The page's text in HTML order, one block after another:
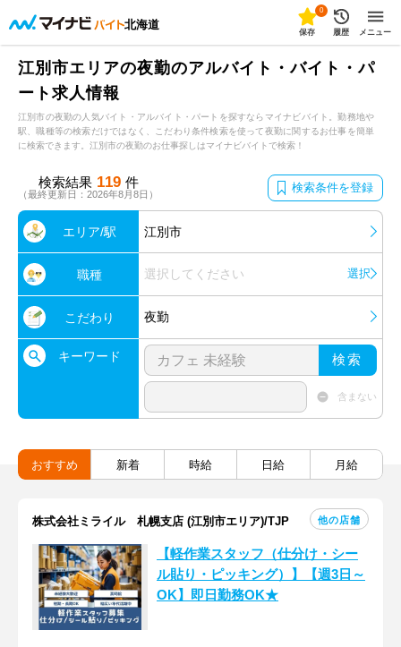
北海道
0
保存 履歴 メニュー
江別市エリアの夜勤のアルバイト・バイト・パ
ート求人情報
江別市の夜勤の人気バイト・アルバイト・パートを探すならマイナビバイト。勤務地や
駅、職種等の検索だけではなく、こだわり条件検索を使って夜勤に関するお仕事を簡単
に検索できます。江別市の夜勤のお仕事探しはマイナビバイトで検索！
検索結果 119 件
（最終更新日：2026年8月8日） 検索条件を登録
エリア/駅 江別市
職種 選択してください 選択
こだわり 夜勤
キーワード 検索
含まない
おすすめ 新着 時給 日給 月給
株式会社ミライル 札幌支店 (江別市エリア)/TJP 他の店舗
【軽作業スタッフ（仕分け・シー
ル貼り・ピッキング）】【週3日～
OK】即日勤務OK★